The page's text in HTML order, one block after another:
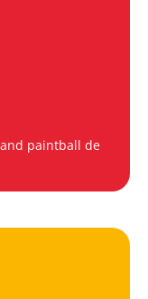
paintball de